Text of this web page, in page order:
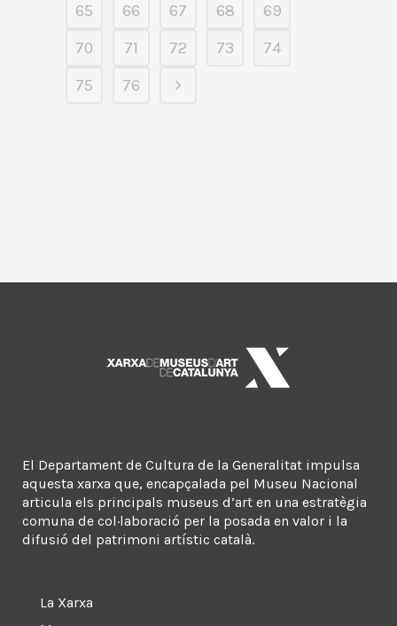
65
66 67 68
69
70
71 72 73
74
75
76
El Departament de Cultura de la Generalitat impulsa
aquesta xarxa que, encapçalada pel Museu Nacional
articula els principals museus d’art en una estratègia
comuna de col·laboració per la posada en valor i la
difusió del patrimoni artístic català.
La Xarxa